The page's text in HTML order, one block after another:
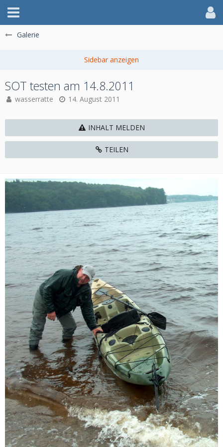
Galerie
SOT testen am 14.8.2011
wasserratte 14. August 2011
INHALT MELDEN
TEILEN